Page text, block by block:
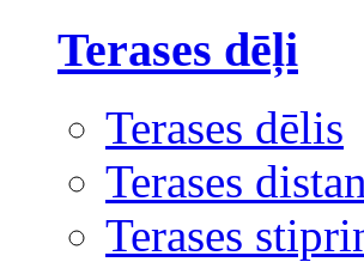
Terases dēļi
Terases dēlis
Terases
Terases